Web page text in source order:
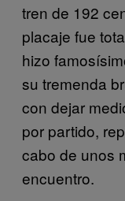
tren de 192
placaje fue
hizo
su tremenda
con dejar
por partido,
cabo de unos
encuentro.